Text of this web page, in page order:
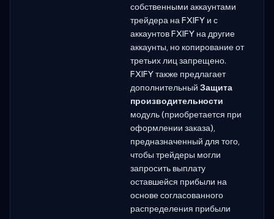
собственными аккаунтами
трейдера на FXIFY и с
аккаунтов FXIFY на другие
аккаунты, но копирование от
третьих лиц запрещено.
FXIFY также предлагает
дополнительный Защита
производительности
модуль (приобретается при
оформлении заказа),
предназначенный для того,
чтобы трейдеры могли
запросить выплату
оставшейся прибыли на
основе согласованного
распределения прибыли